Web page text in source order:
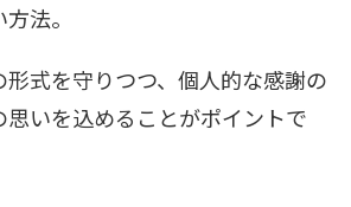
法。
形式を守りつつ、個人的な感謝の
いを込めることがポイントで